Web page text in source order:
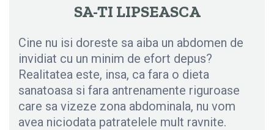
SA-TI LIPSEASCA
Cine nu isi doreste sa aiba un abdomen de
invidiat cu un minim de efort depus?
Realitatea este, insa, ca fara o dieta
sanatoasa si fara antrenamente riguroase
care sa vizeze zona abdominala, nu vom
avea niciodata patratelele mult ravnite.